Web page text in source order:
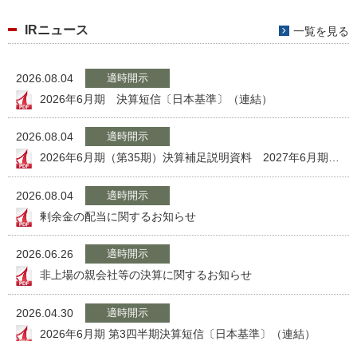
IRニュース 一覧を見る
2026.08.04 適時開示
2026年6月期 決算短信〔日本基準〕（連結）
2026.08.04 適時開示
2026年6月期（第35期）決算補足説明資料 2027年6月期（第36期）経営計画
2026.08.04 適時開示
剰余金の配当に関するお知らせ
2026.06.26 適時開示
非上場の親会社等の決算に関するお知らせ
2026.04.30 適時開示
2026年6月期 第3四半期決算短信〔日本基準〕（連結）